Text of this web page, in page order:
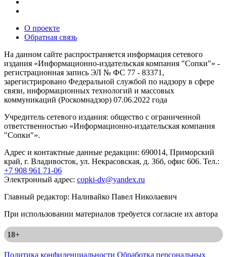
О проекте
Обратная связь
На данном сайте распространяется информация сетевого
издания «Информационно-издательская компания "Сопки"» -
регистрационная запись ЭЛ № ФС 77 - 83371,
зарегистрировано Федеральной службой по надзору в сфере
связи, информационных технологий и массовых
коммуникаций (Роскомнадзор) 07.06.2022 года
Учредитель сетевого издания: общество с ограниченной
ответственностью «Информационно-издательская компания
"Сопки"».
Адрес и контактные данные редакции: 690014, Приморский
край, г. Владивосток, ул. Некрасовская, д. 36б, офис 606. Тел.:
+7 908 961 71-06
Электронный адрес: copki-dv@yandex.ru
Главный редактор: Наливайко Павел Николаевич
При использовании материалов требуется согласие их автора
18+
Политика конфиденциальности Обработка персональных